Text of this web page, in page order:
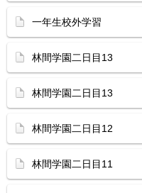
一年生校外学習
林間学園二日目13
林間学園二日目13
林間学園二日目12
林間学園二日目11